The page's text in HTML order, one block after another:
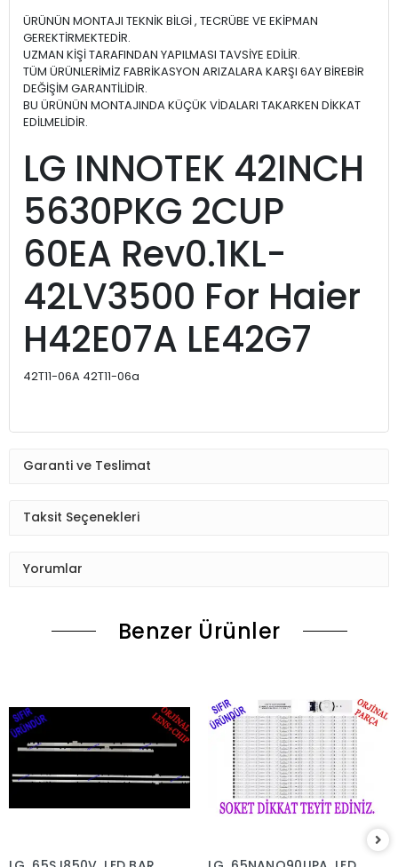
ÜRÜNÜN MONTAJI TEKNİK BİLGİ , TECRÜBE VE EKİPMAN
GEREKTİRMEKTEDİR.
UZMAN KİŞİ TARAFINDAN YAPILMASI TAVSİYE EDİLİR.
TÜM ÜRÜNLERİMİZ FABRİKASYON ARIZALARA KARŞI 6AY BİREBİR
DEĞİŞİM GARANTİLİDİR.
BU ÜRÜNÜN MONTAJINDA KÜÇÜK VİDALARI TAKARKEN DİKKAT
EDİLMELİDİR.
LG INNOTEK 42INCH
5630PKG 2CUP
60EA Rev0.1KL-
42LV3500 For Haier
H42E07A LE42G7
42T11-06A 42T11-06a
Garanti ve Teslimat
Taksit Seçenekleri
Yorumlar
Benzer Ürünler